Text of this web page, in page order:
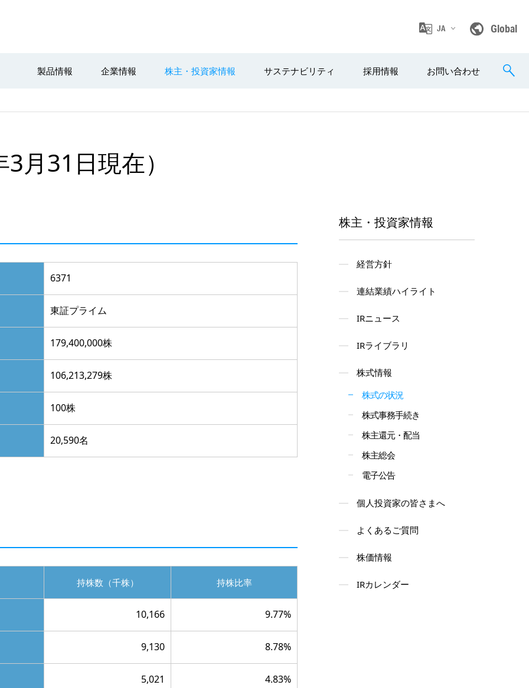
JA Global
製品情報 企業情報 株主・投資家情報 サステナビリティ 採用情報 お問い合わせ
株主・投資家情報
経営方針
連結業績ハイライト
IRニュース
IRライブラリ
株式情報
株式の状況
株式事務手続き
株主還元・配当
株主総会
電子公告
個人投資家の皆さまへ
よくあるご質問
株価情報
IRカレンダー
月31日現在）
6371
東証プライム
179,400,000株
106,213,279株
100株
20,590名
持株数 （千株） 持株比率
10,166 9.77%
9,130 8.78%
5,021 4.83%